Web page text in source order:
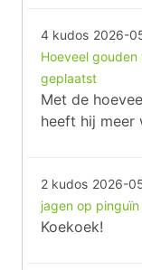
4 kudos 2026-
Hoeveel
geplaatst
Met de
heeft hij meer
2 kudos 2026-
jagen op
Koekoek!